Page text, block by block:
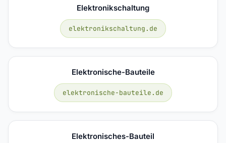
Elektronikschaltung
elektronikschaltung.de
Elektronische-Bauteile
elektronische-bauteile.de
Elektronisches-Bauteil